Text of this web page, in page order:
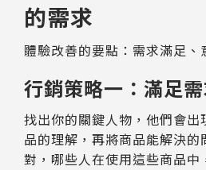
的需求
體驗改善的要點：需求滿足、
行銷策略一：滿足
找出你的關鍵人物，他們會出
品的理解，再將商品能解決的
對，哪些人在使用這些商品中